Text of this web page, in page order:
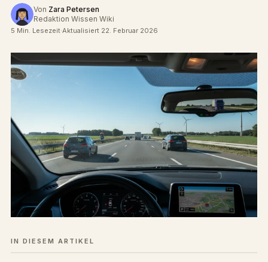
Von Zara Petersen
Redaktion Wissen Wiki
5 Min. Lesezeit·Aktualisiert 22. Februar 2026
IN DIESEM ARTIKEL